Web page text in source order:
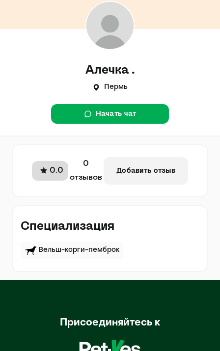
Алечка .
Пермь
Начать чат
0.0
0
отзывов
Добавить отзыв
Специализация
Вельш-корги-пемброк
Присоединяйтесь к